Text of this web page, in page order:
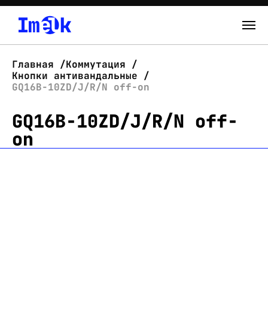
О нас
Новости
Склад
Главная
Коммутация
Кнопки антивандальные
GQ16B-10ZD/J/R/N off-on
GQ16B-10ZD/J/R/N off-
on